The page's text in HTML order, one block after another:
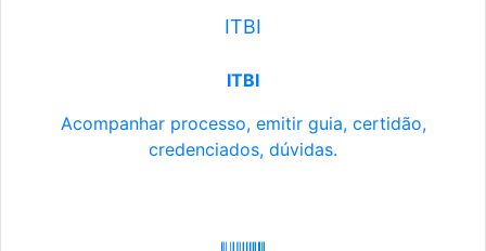
ITBI
ITBI
Acompanhar processo, emitir guia, certidão,
credenciados, dúvidas.